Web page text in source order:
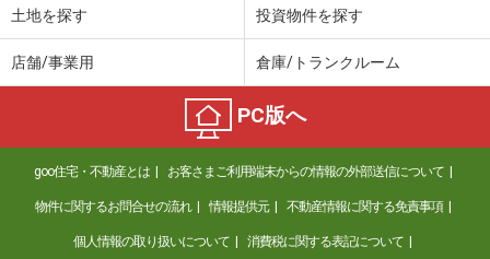
土地を探す 投資物件を探す
店舗/事業用 倉庫/トランクルーム
PC版へ
goo住宅・不動産とは お客さまご利用端末からの情報の外部送信について
物件に関するお問合せの流れ 情報提供元 不動産情報に関する免責事項
個人情報の取り扱いについて 消費税に関する表記について